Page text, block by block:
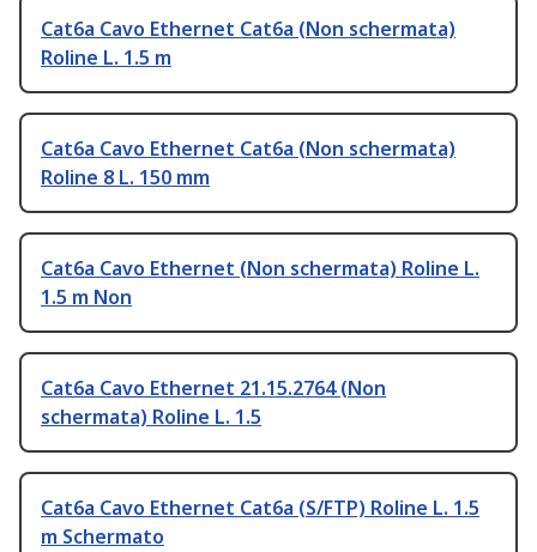
Cat6a Cavo Ethernet Cat6a (Non schermata)
Roline L. 1.5 m
Cat6a Cavo Ethernet Cat6a (Non schermata)
Roline 8 L. 150 mm
Cat6a Cavo Ethernet (Non schermata) Roline L.
1.5 m Non
Cat6a Cavo Ethernet 21.15.2764 (Non
schermata) Roline L. 1.5
Cat6a Cavo Ethernet Cat6a (S/FTP) Roline L. 1.5
m Schermato